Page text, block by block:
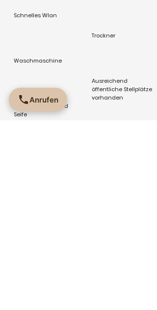
Anrufen
Schnelles Wlan
Waschmaschine
Toilettenpapier und
Seife
Trockner
Ausreichend
öffentliche Stellplätze
vorhanden